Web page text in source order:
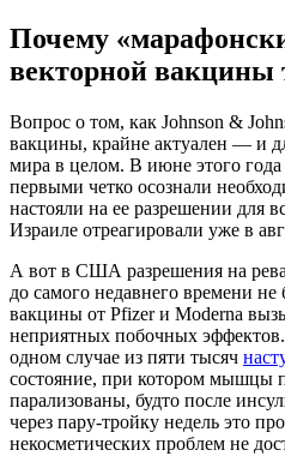
Почему
векторной
Вопрос о том, как Johnson &
вакцины, крайне актуален — и
мира в целом. В июне этого
первыми четко осознали
настояли на ее разрешении для
Израиле отреагировали уже в
А вот в США разрешения на
до самого недавнего времени
вакцины от Pfizer и Moderna
неприятных побочных
одном случае из пяти тысяч
состояние, при котором мышцы
парализованы, будто после
через пару-тройку недель это
некосметических проблем не